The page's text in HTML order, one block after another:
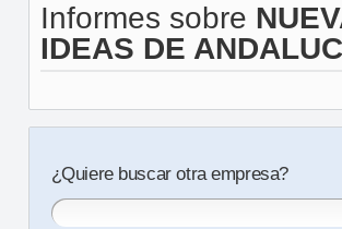
Informes sobre
IDEAS DE
¿Quiere buscar otra empresa?